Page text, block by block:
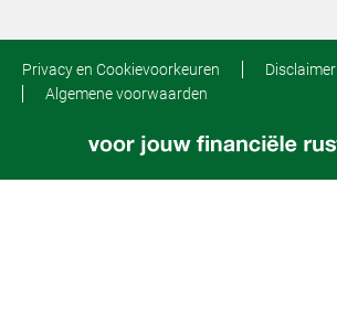
Privacy en Cookievoorkeuren
Disclaimer
Algemene voorwaarden